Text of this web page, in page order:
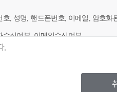
호, 성명, 핸드폰번호, 이메일, 암호화
수신여부, 이메일수신여부
, (법인기업의 경우 법인등록번호),
.